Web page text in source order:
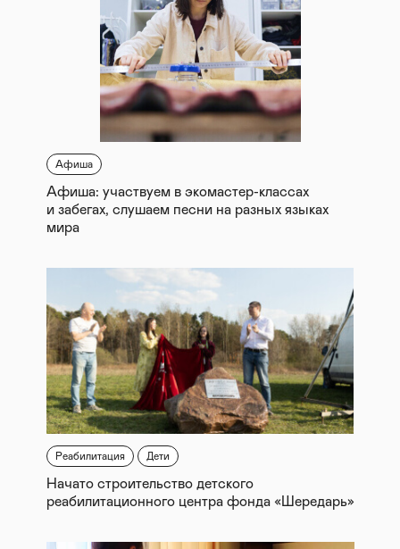
Афиша
Афиша: участвуем в экомастер-классах
и забегах, слушаем песни на разных языках
мира
Реабилитация Дети
Начато строительство детского
реабилитационного центра фонда «Шередарь»